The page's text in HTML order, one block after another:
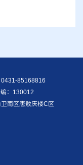
0431-85168816
：130012
南区唐敖庆楼C区